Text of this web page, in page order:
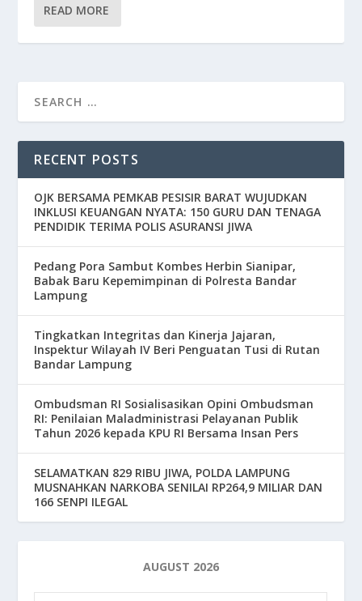
READ MORE
RECENT POSTS
OJK BERSAMA PEMKAB PESISIR BARAT WUJUDKAN
INKLUSI KEUANGAN NYATA: 150 GURU DAN TENAGA
PENDIDIK TERIMA POLIS ASURANSI JIWA
Pedang Pora Sambut Kombes Herbin Sianipar,
Babak Baru Kepemimpinan di Polresta Bandar
Lampung
Tingkatkan Integritas dan Kinerja Jajaran,
Inspektur Wilayah IV Beri Penguatan Tusi di Rutan
Bandar Lampung
Ombudsman RI Sosialisasikan Opini Ombudsman
RI: Penilaian Maladministrasi Pelayanan Publik
Tahun 2026 kepada KPU RI Bersama Insan Pers
SELAMATKAN 829 RIBU JIWA, POLDA LAMPUNG
MUSNAHKAN NARKOBA SENILAI RP264,9 MILIAR DAN
166 SENPI ILEGAL
AUGUST 2026